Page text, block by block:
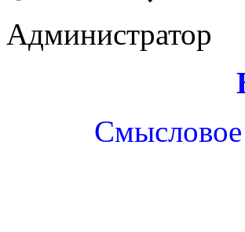
Администратор
Смысловое